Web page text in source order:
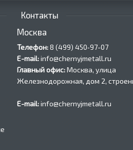
Контакты
Москва
Телефон:8 (499) 450‑97-07
E-mail:info@chernyjmetall.ru
Главный офис:Москва, улица
Железнодорожная, дом 2,
E-mail:info@chernyjmetall.ru